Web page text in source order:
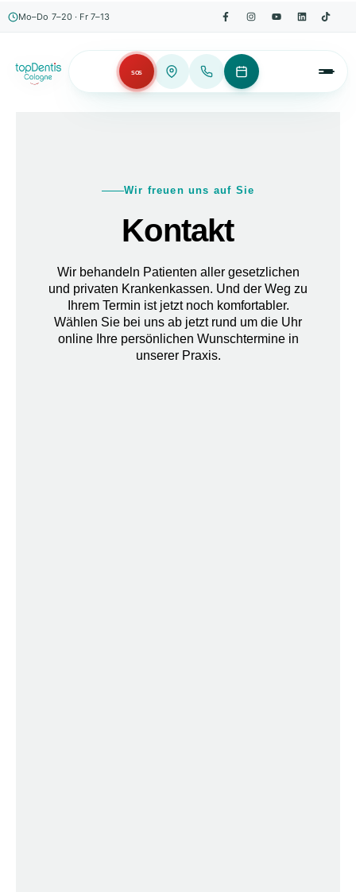
Mo–Do 7–20 · Fr 7–13
SOS
Wir freuen uns auf Sie
Kontakt
Wir behandeln Patienten aller gesetzlichen
und privaten Krankenkassen. Und der Weg zu
Ihrem Termin ist jetzt noch komfortabler.
Wählen Sie bei uns ab jetzt rund um die Uhr
online Ihre persönlichen Wunschtermine in
unserer Praxis.